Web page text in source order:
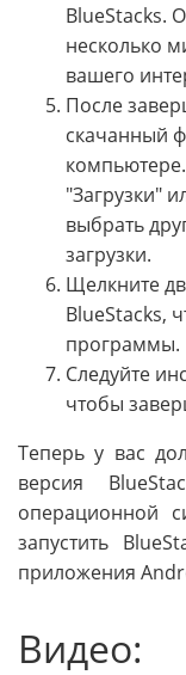
BlueStacks.
несколько
вашего
После
скачанный
"Загрузки"
выбрать
загрузки.
Щелкните
BlueStacks,
программы.
Следуйте
чтобы
Теперь у вас
версия
операционной
запустить
приложения
Видео: